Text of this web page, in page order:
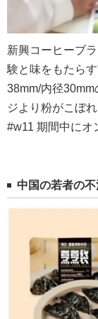
新興コーヒーブ
験と味をもたら
38mm/内径
ジより粉がこぼ
#w11 期間中にオ
中国の若者の